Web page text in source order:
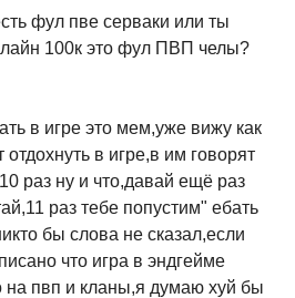
фул пве серваки или ты
100к это фул ПВП челы?
в игре это мем,уже вижу как
отдохнуть в игре,в им говорят
раз ну и что,давай ещё раз
раз тебе попустим" ебать
бы слова не сказал,если
что игра в эндгейме
на пвп и кланы,я думаю хуй бы